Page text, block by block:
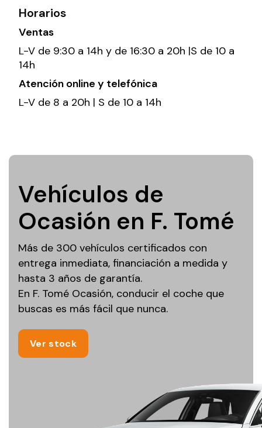
Horarios
Ventas
L-V de 9:30 a 14h y de 16:30 a 20h |S de 10 a
14h
Atención online y telefónica
L-V de 8 a 20h | S de 10 a 14h
Vehículos de
Ocasión en F. Tomé
Más de 300 vehículos certificados con
entrega inmediata, financiación a medida y
hasta 3 años de garantía.
En F. Tomé Ocasión, conducir el coche que
buscas es más fácil que nunca.
Ver stock